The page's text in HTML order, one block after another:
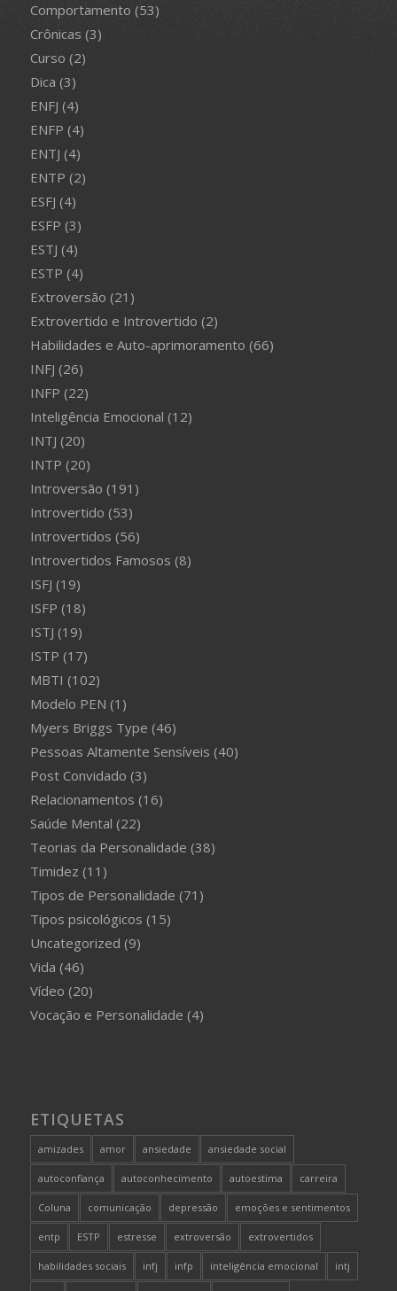
Comportamento (53)
Crônicas (3)
Curso (2)
Dica (3)
ENFJ (4)
ENFP (4)
ENTJ (4)
ENTP (2)
ESFJ (4)
ESFP (3)
ESTJ (4)
ESTP (4)
Extroversão (21)
Extrovertido e Introvertido (2)
Habilidades e Auto-aprimoramento (66)
INFJ (26)
INFP (22)
Inteligência Emocional (12)
INTJ (20)
INTP (20)
Introversão (191)
Introvertido (53)
Introvertidos (56)
Introvertidos Famosos (8)
ISFJ (19)
ISFP (18)
ISTJ (19)
ISTP (17)
MBTI (102)
Modelo PEN (1)
Myers Briggs Type (46)
Pessoas Altamente Sensíveis (40)
Post Convidado (3)
Relacionamentos (16)
Saúde Mental (22)
Teorias da Personalidade (38)
Timidez (11)
Tipos de Personalidade (71)
Tipos psicológicos (15)
Uncategorized (9)
Vida (46)
Vídeo (20)
Vocação e Personalidade (4)
ETIQUETAS
amizades amor ansiedade ansiedade social
autoconfiança autoconhecimento autoestima carreira
Coluna comunicação depressão emoções e sentimentos
entp ESTP estresse extroversão extrovertidos
habilidades sociais infj infp inteligência emocional intj